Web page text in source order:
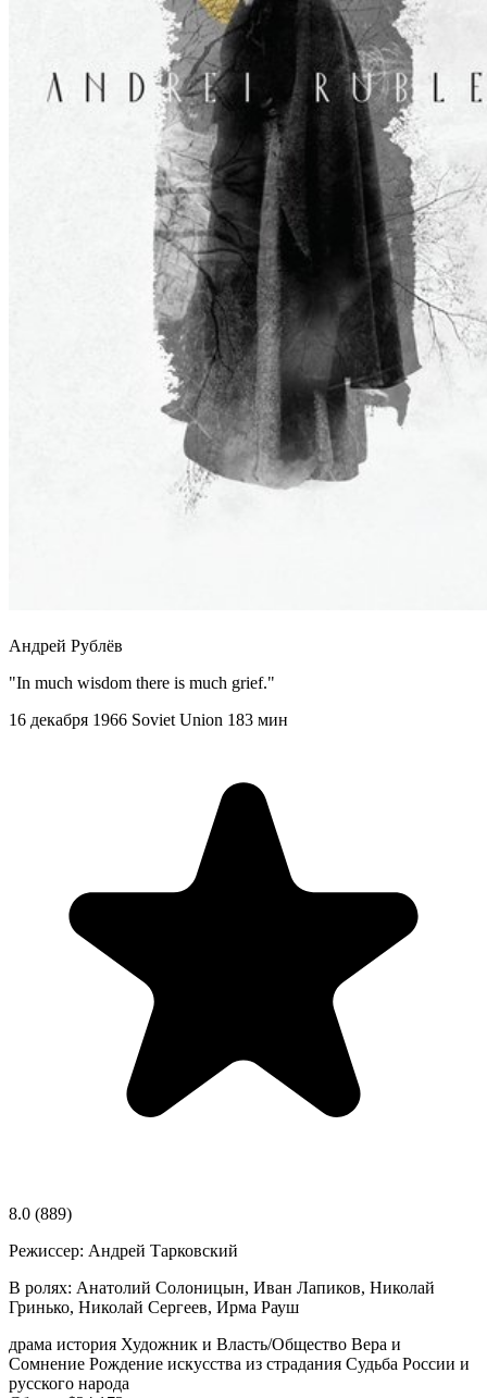
Андрей Рублёв
"In much wisdom there is much grief."
16 декабря 1966 Soviet Union 183 мин
8.0 (889)
Режиссер: Андрей Тарковский
В ролях: Анатолий Солоницын, Иван Лапиков, Николай
Гринько, Николай Сергеев, Ирма Рауш
драма история Художник и Власть/Общество Вера и
Сомнение Рождение искусства из страдания Судьба России и
русского народа